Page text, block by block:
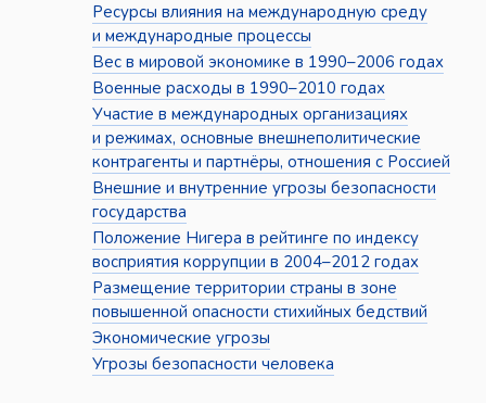
Ресурсы влияния на международную среду
и международные процессы
Вес в мировой экономике в 1990–2006 годах
Военные расходы в 1990–2010 годах
Участие в международных организациях
и режимах, основные внешнеполитические
контрагенты и партнёры, отношения с Россией
Внешние и внутренние угрозы безопасности
государства
Положение Нигера в рейтинге по индексу
восприятия коррупции в 2004–2012 годах
Размещение территории страны в зоне
повышенной опасности стихийных бедствий
Экономические угрозы
Угрозы безопасности человека